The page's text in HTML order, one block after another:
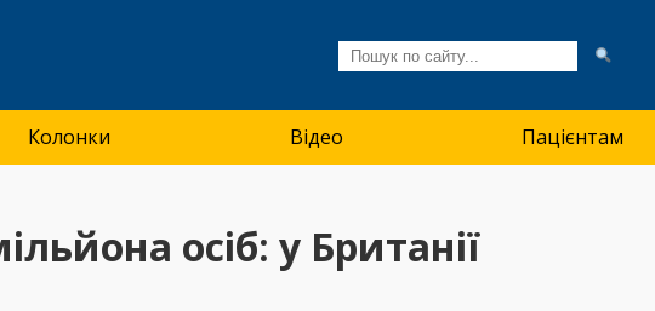
Колонки Відео Пацієнтам
осіб: у Британії